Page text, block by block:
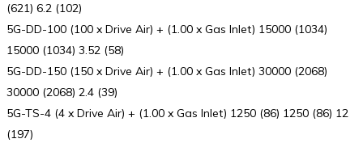
(621) 6.2 (102)
5G-DD-100 (100 x Drive Air) + (1.00 x Gas Inlet) 15000 (1034)
15000 (1034) 3.52 (58)
5G-DD-150 (150 x Drive Air) + (1.00 x Gas Inlet) 30000 (2068)
30000 (2068) 2.4 (39)
5G-TS-4 (4 x Drive Air) + (1.00 x Gas Inlet) 1250 (86) 1250 (86) 12
(197)